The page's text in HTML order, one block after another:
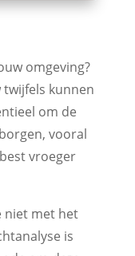
omgeving?
kunnen
om de
vooral
vroeger
niet met het
is